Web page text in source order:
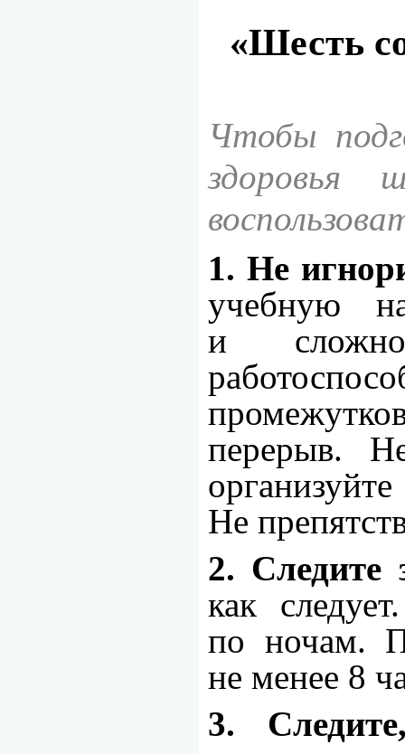
«Шесть
Чтобы
здоровья
1. Не
учебную
и
перерыв.
Не
2. Следите
как
по ночам.
не менее 8
3.